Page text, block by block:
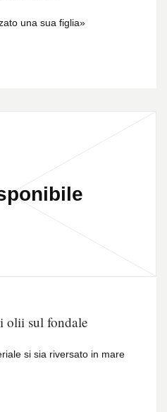
una sua figlia»
olii sul fondale
si sia riversato in mare